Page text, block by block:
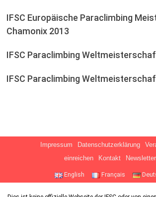
IFSC Europäische Paraclimbing
Chamonix 2013
IFSC Paraclimbing
IFSC Paraclimbing
Impressum Datenschutzerklärung
einreichen
Kontakt Newsletter
English Français